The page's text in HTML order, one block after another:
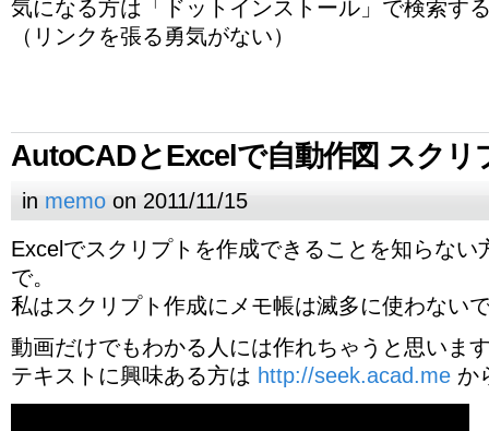
気になる方は「ドットインストール」で検索す
（リンクを張る勇気がない）
AutoCADとExcelで自動作図 スクリ
in memo on 2011/11/15
Excelでスクリプトを作成できることを知らない
で。
私はスクリプト作成にメモ帳は滅多に使わない
動画だけでもわかる人には作れちゃうと思いま
テキストに興味ある方は http://seek.acad.me か